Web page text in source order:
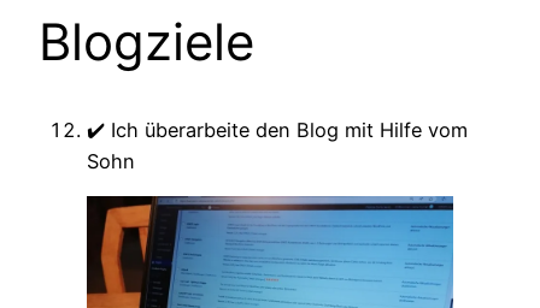
Blogziele
✔️ Ich überarbeite den Blog mit Hilfe vom
Sohn